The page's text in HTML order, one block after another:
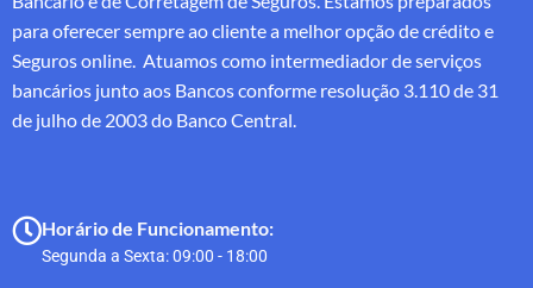
para oferecer sempre ao cliente a melhor opção de crédito e
Seguros online. Atuamos como intermediador de serviços
bancários junto aos Bancos conforme resolução 3.110 de 31
de julho de 2003 do Banco Central.
Horário de Funcionamento:
Segunda a Sexta: 09:00 - 18:00